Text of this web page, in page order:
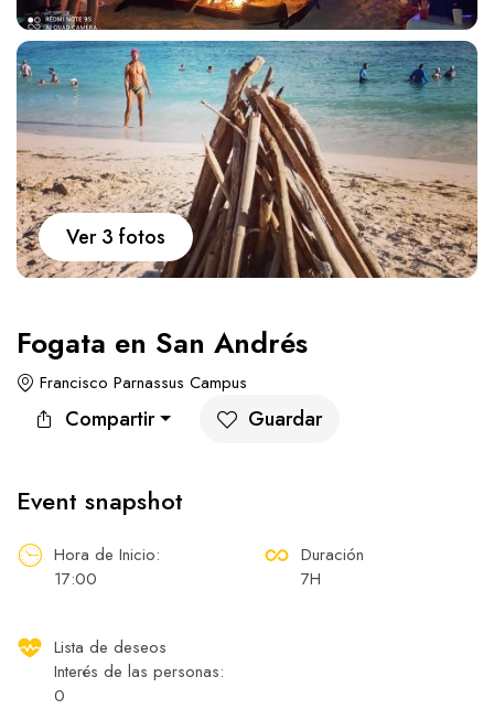
Guía de turismo Nosotros
Paquetes Planes
WhatsApp Llamar
Ver 3 fotos
Fogata en San Andrés
Francisco Parnassus Campus
Compartir Guardar
Event snapshot
Hora de Inicio:
17:00
Duración
7H
Lista de deseos
Interés de las personas:
0